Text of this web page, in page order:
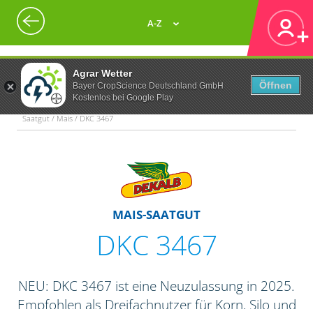
Agrar Wetter
Bayer CropScience Deutschland GmbH
Kostenlos bei Google Play
Öffnen
A-Z
Saatgut / Mais / DKC 3467
MAIS-SAATGUT
DKC 3467
NEU: DKC 3467 ist eine Neuzulassung in 2025.
Empfohlen als Dreifachnutzer für Korn, Silo und